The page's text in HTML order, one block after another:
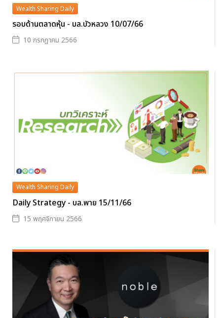
Wealth Sharing Daily
รอบด้านตลาดหุ้น - บล.บัวหลวง 10/07/66
10 กรกฎาคม 2566
Wealth Sharing Daily
Daily Strategy - บล.พาย 15/11/66
15 พฤศจิกายน 2566